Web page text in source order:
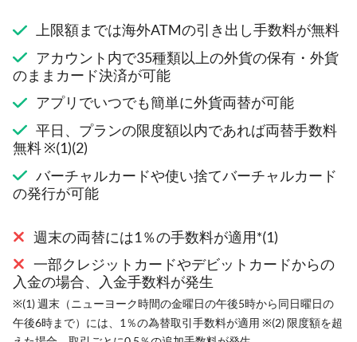
上限額までは海外ATMの引き出し手数料が無料
アカウント内で35種類以上の外貨の保有・外貨
のままカード決済が可能
アプリでいつでも簡単に外貨両替が可能
平日、プランの限度額以内であれば両替手数料
無料 ※(1)(2)
バーチャルカードや使い捨てバーチャルカード
の発行が可能
週末の両替には1％の手数料が適用*(1)
一部クレジットカードやデビットカードからの
入金の場合、入金手数料が発生
※(1) 週末（ニューヨーク時間の金曜日の午後5時から同日曜日の
午後6時まで）には、1％の為替取引手数料が適用 ※(2) 限度額を超